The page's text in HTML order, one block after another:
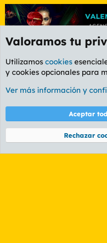
Etiquetas
Cookies
PL OLDSTYLE
Términos y
Community platform by XenForo® ©
Valoramos tu
Utilizamos cookies
y cookies opcionales para
Ver más información y
Aceptar
Rechazar